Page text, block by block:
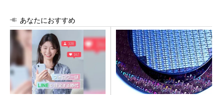
あなたにおすすめ